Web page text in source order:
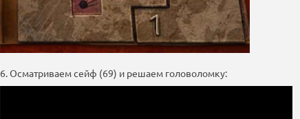
6. Осматриваем сейф (69) и решаем головоломку: